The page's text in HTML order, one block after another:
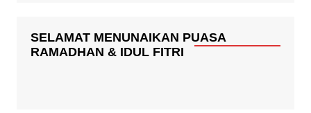
SELAMAT MENUNAIKAN PUASA
RAMADHAN & IDUL FITRI